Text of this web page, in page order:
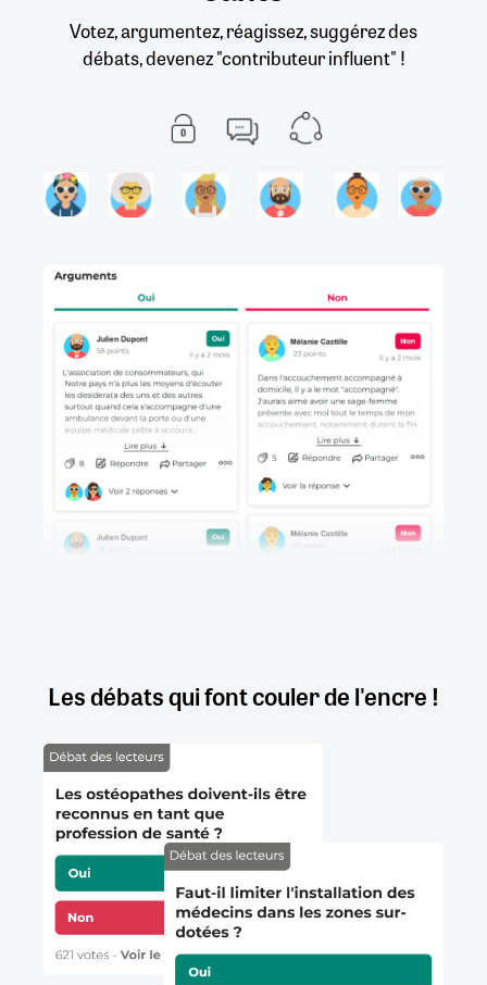
Votez, argumentez, réagissez, suggérez des
débats, devenez "contributeur influent" !
Les débats qui font couler de l'encre !